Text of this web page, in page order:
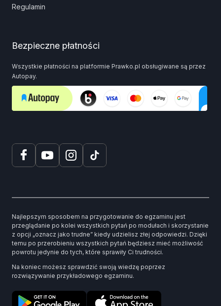
Regulamin
Bezpieczne płatności
Wszystkie płatności na platformie Prawko.pl obsługiwane są przez
Autopay.
Najlepszym sposobem na przygotowanie do egzaminu jest
przeglądanie po kolei wszystkich pytań po modułach i skorzystanie
z opcji „oznacz jako trudne” kiedy udzielisz złej odpowiedzi. Dzięki
temu po przerobieniu wszystkich pytań będziesz mieć możliwość
powrotu jedynie do tych, które sprawiły Ci trudności.
Na koniec możesz sprawdzić swoją wiedzę poprzez
rozwiązywanie przykładowego egzaminu.